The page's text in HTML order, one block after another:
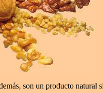
son un producto natural